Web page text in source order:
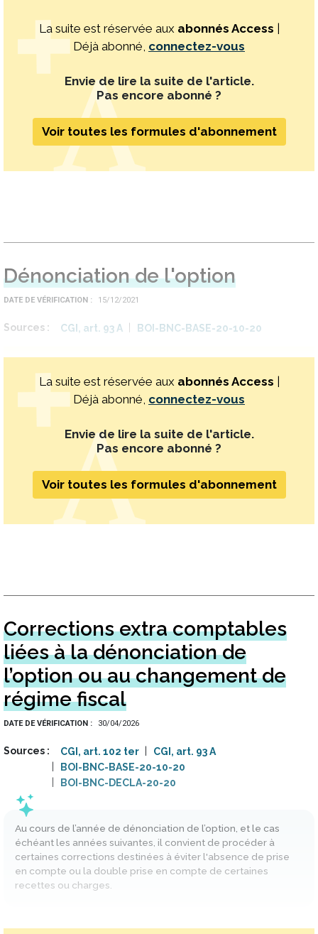
La suite est réservée aux abonnés Access |
Déjà abonné, connectez-vous
Envie de lire la suite de l'article.
Pas encore abonné ?
Voir toutes les formules d'abonnement
Dénonciation de l'option
DATE DE VÉRIFICATION 15/12/2021
Sources CGI, art. 93 A BOI-BNC-BASE-20-10-20
La suite est réservée aux abonnés Access |
Déjà abonné, connectez-vous
Envie de lire la suite de l'article.
Pas encore abonné ?
Voir toutes les formules d'abonnement
Corrections extra comptables
liées à la dénonciation de
l’option ou au changement de
régime fiscal
DATE DE VÉRIFICATION 30/04/2026
Sources CGI, art. 102 ter
CGI, art. 93 A
BOI-BNC-BASE-20-10-20
BOI-BNC-DECLA-20-20
Au cours de l’année de dénonciation de l’option, et le cas
échéant les années suivantes, il convient de procéder à
certaines corrections destinées à éviter l'absence de prise
en compte ou la double prise en compte de certaines
recettes ou charges.